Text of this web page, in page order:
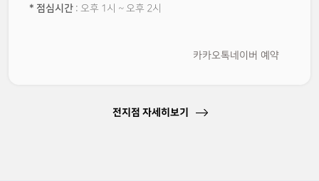
* 점심시간: 오후 1시 ~ 오후 2시
카카오톡네이버 예약
전지점 자세히보기